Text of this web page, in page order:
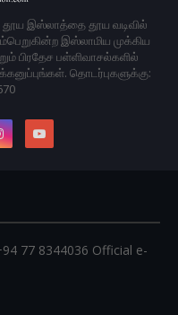
இஸ்லாத்தை தூய வடிவில்
இஸ்லாமிய முக்கிய
பிரதேச பள்ளிவாசல்களில்
தொடர்புகளுக்கு:
77 8344036 Official e-